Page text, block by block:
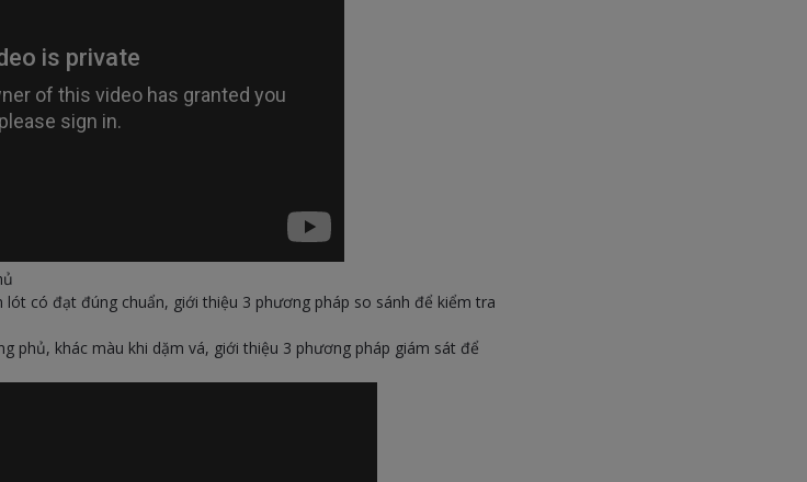
có đạt đúng chuẩn, giới thiệu 3 phương pháp so sánh để kiểm tra
phủ, khác màu khi dặm vá, giới thiệu 3 phương pháp giám sát để